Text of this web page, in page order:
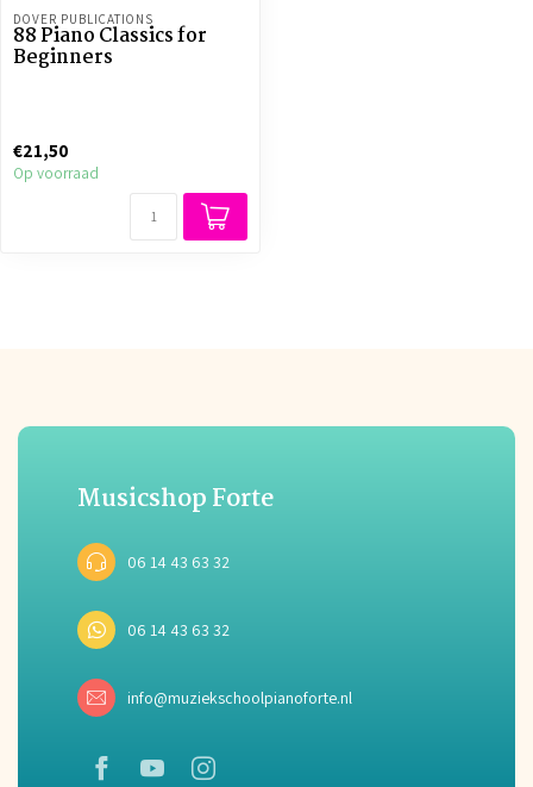
DOVER PUBLICATIONS
88 Piano Classics for
Beginners
€21,50
Op voorraad
Musicshop Forte
06 14 43 63 32
06 14 43 63 32
info@muziekschoolpianoforte.nl